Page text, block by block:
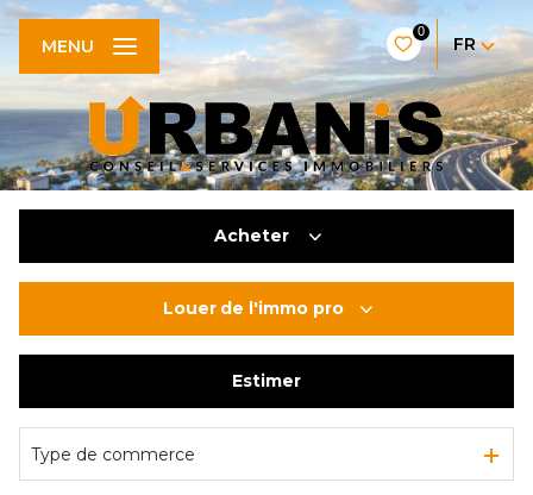
0
FR
MENU
Acheter
De l'immo pro
Louer de l'immo pro
De l'immo pro
Estimer
Type de commerce